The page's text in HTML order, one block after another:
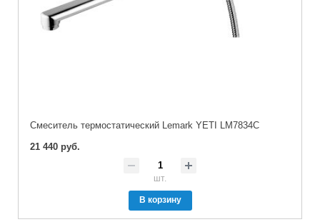
Cмеситель термостатический Lemark YETI LM7834C
21 440 руб.
шт.
В корзину